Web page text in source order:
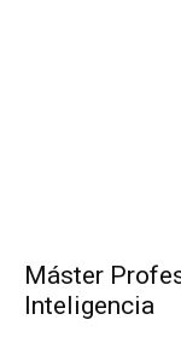
Máster
Inteligencia